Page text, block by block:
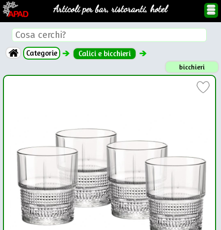
Articoli per bar, ristoranti, hotel
Categorie Calici e bicchieri
bicchieri